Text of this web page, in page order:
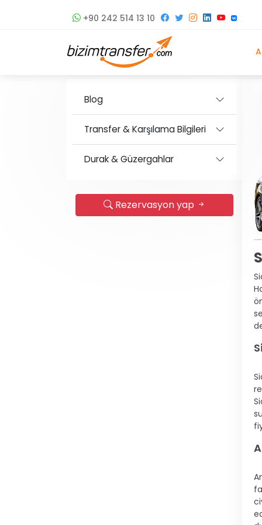
+90 242 514 13 10
Blog
Transfer & Karşılama Bilgileri
Durak & Güzergahlar
Rezervasyon yap